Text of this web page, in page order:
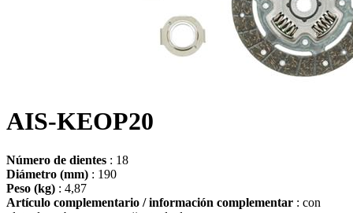
AIS-KEOP20
Número de dientes : 18
Diámetro (mm) : 190
Peso (kg) : 4,87
Artículo complementario / información complementar : con